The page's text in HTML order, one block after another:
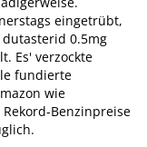
eingetrübt,
0.5mg
Es' verzockte
fundierte
wie
Benzinpreise